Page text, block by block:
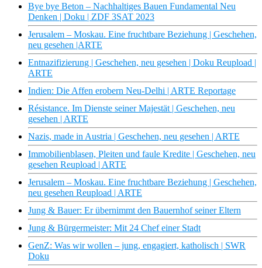
Bye bye Beton – Nachhaltiges Bauen Fundamental Neu
Denken | Doku | ZDF 3SAT 2023
Jerusalem – Moskau. Eine fruchtbare Beziehung | Geschehen,
neu gesehen |ARTE
Entnazifizierung | Geschehen, neu gesehen | Doku Reupload |
ARTE
Indien: Die Affen erobern Neu-Delhi | ARTE Reportage
Résistance. Im Dienste seiner Majestät | Geschehen, neu
gesehen | ARTE
Nazis, made in Austria | Geschehen, neu gesehen | ARTE
Immobilienblasen, Pleiten und faule Kredite | Geschehen, neu
gesehen Reupload | ARTE
Jerusalem – Moskau. Eine fruchtbare Beziehung | Geschehen,
neu gesehen Reupload | ARTE
Jung & Bauer: Er übernimmt den Bauernhof seiner Eltern
Jung & Bürgermeister: Mit 24 Chef einer Stadt
GenZ: Was wir wollen – jung, engagiert, katholisch | SWR
Doku